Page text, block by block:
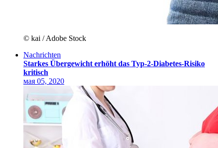
© kai / Adobe Stock
Nachrichten
Starkes Übergewicht erhöht das Typ-2-Diabetes-Risiko
kritisch
мая 05, 2020